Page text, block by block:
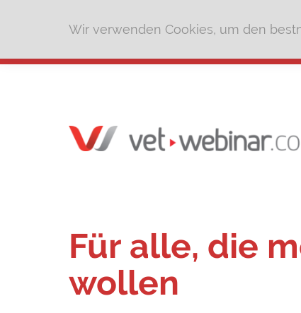
Wir verwenden Cookies, um den
Für alle, die
wollen